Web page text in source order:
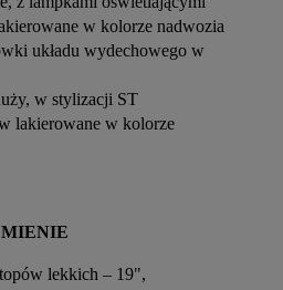
w kolorze nadwozia
układu wydechowego w
w stylizacji ST
lakierowane w kolorze
lekkich – 19",